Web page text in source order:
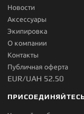
Новости
Aксессуары
Экипировка
О компании
Контакты
Публичная оферта
EUR/UAH 52.50